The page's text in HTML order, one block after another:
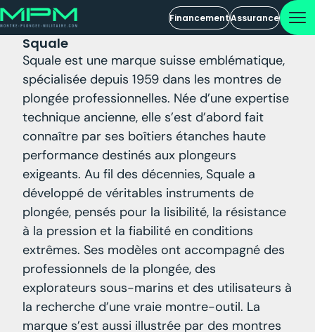
FinancementAssurance
Squale
Squale est une marque suisse emblématique,
spécialisée depuis 1959 dans les montres de
plongée professionnelles. Née d’une expertise
technique ancienne, elle s’est d’abord fait
connaître par ses boîtiers étanches haute
performance destinés aux plongeurs
exigeants. Au fil des décennies, Squale a
développé de véritables instruments de
plongée, pensés pour la lisibilité, la résistance
à la pression et la fiabilité en conditions
extrêmes. Ses modèles ont accompagné des
professionnels de la plongée, des
explorateurs sous-marins et des utilisateurs à
la recherche d’une vraie montre-outil. La
marque s’est aussi illustrée par des montres